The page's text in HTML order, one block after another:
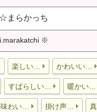
まらかっち
※
楽しい… かわいい…
すばらしい… 暖かい…
味わい… 掛け声…